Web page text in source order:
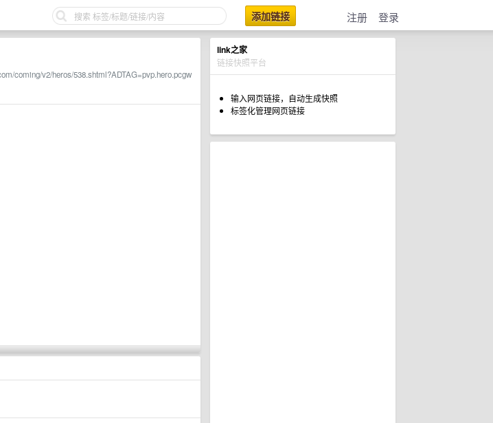
添加链接 注册 登录
link之家
链接快照平台
输入网页链接，自动生成快照
标签化管理网页链接
coming/v2/heros/538.shtml?ADTAG=pvp.hero.pcgw